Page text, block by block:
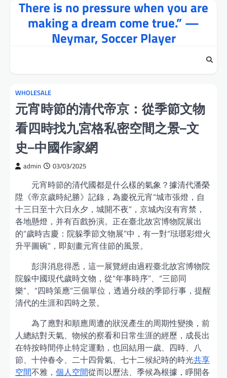
There is no pressure when you are
making a dream come true.” —
Neymar, Soccer Player
WHOLESALE
元宵時節的清代帝京：從季節文物
看四時找九宮格私密空間之景–文
史–中國作家網
admin 03/03/2025
元宵時節的清代國都是什么樣的氣象？據清代潘榮
陞《帝京歲時紀勝》記錄，為慶祝元宵“城市張燈，自
十三日至十六日永夕，城開不夜”，京城內沒有宵禁，
各地懸燈，并有百戲扮演。正在臺北故宮博物院展出
的“歲時吉慶：院躲季節文物展”中，有一對“琺瑯彩燈火
升平圖碗”，即刻畫元宵佳節的風景。
彭湃消息得悉，這一展覽經由過程臺北故宮博物院
院躲中國現代歲時文物，從“年事時序”、“三節同
樂”、“四時策應”三個單位，透過分歧的季節行事，提醒
清代的生涯和四時之景。
為了應對和順應周遭的狀況產生的周期性變換，前
人總結對天氣、物候的察看和日常生涯的經歷，成長出
在特按時間停止特定運動，也回結用一歲、四時、八
節、十仲春令、二十四骨氣、七十二候紀時的時光共享
空間不雅， 個人空間從而以歷法、季候為根據，睜開各